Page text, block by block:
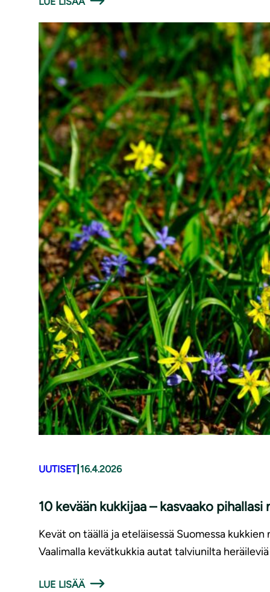
UUTISET| 16.4.2026
10 kevään kukkijaa – kasvaako
Kevät on täällä ja eteläisessä Suomessa
Vaalimalla kevätkukkia autat talviunilta
LUE LISÄÄ